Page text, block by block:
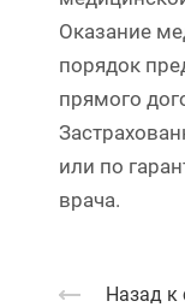
Оказание
порядок
прямого
или по
врача.
Назад к